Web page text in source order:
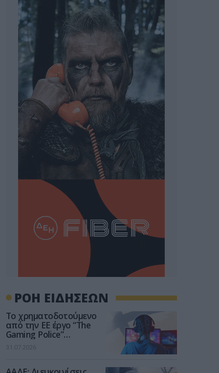
ΡΟΗ ΕΙΔΗΣΕΩΝ
Το χρηματοδοτούμενο
από την ΕΕ έργο “The
Gaming Police”
ενισχύει την ασφάλεια
των παιδιών στο
31.07.2026